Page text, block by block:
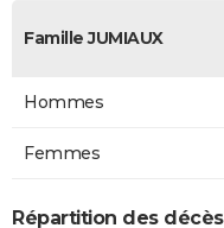
Famille JUMIAUX
Hommes
Femmes
Répartition des